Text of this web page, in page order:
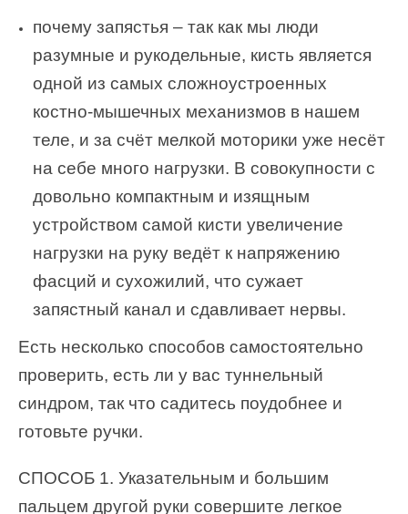
почему запястья – так как мы люди
разумные и рукодельные, кисть является
одной из самых сложноустроенных
костно-мышечных механизмов в нашем
теле, и за счёт мелкой моторики уже несёт
на себе много нагрузки. В совокупности с
довольно компактным и изящным
устройством самой кисти увеличение
нагрузки на руку ведёт к напряжению
фасций и сухожилий, что сужает
запястный канал и сдавливает нервы.
Есть несколько способов самостоятельно
проверить, есть ли у вас туннельный
синдром, так что садитесь поудобнее и
готовьте ручки.
СПОСОБ 1. Указательным и большим
пальцем другой руки совершите легкое